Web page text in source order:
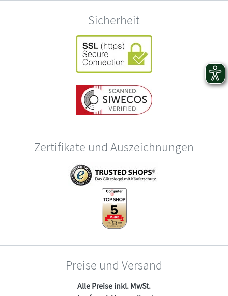
Sicherheit
Zertifikate und Auszeichnungen
Preise und Versand
Alle Preise inkl. MwSt.